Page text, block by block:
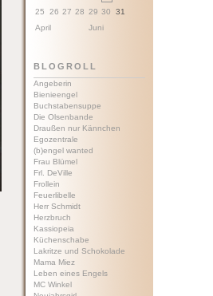
25
26 27 28 29 30
31
April
Juni
BLOGROLL
Angeberin
Bienieengel
Buchstabensuppe
Die Olsenbande
Draußen nur Kännchen
Egozentrale
(b)engel wanted
Frau Blümel
Frl. DeVille
Frollein
Feuerlibelle
Herr Schmidt
Herzbruch
Kassiopeia
Küchenschabe
Lakritze und Schokolade
Mama Miez
Leben eines Engels
MC Winkel